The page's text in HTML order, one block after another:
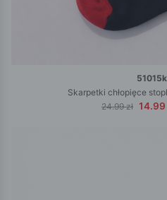
Skarpetki chłopięce
24.99 zł 14.99